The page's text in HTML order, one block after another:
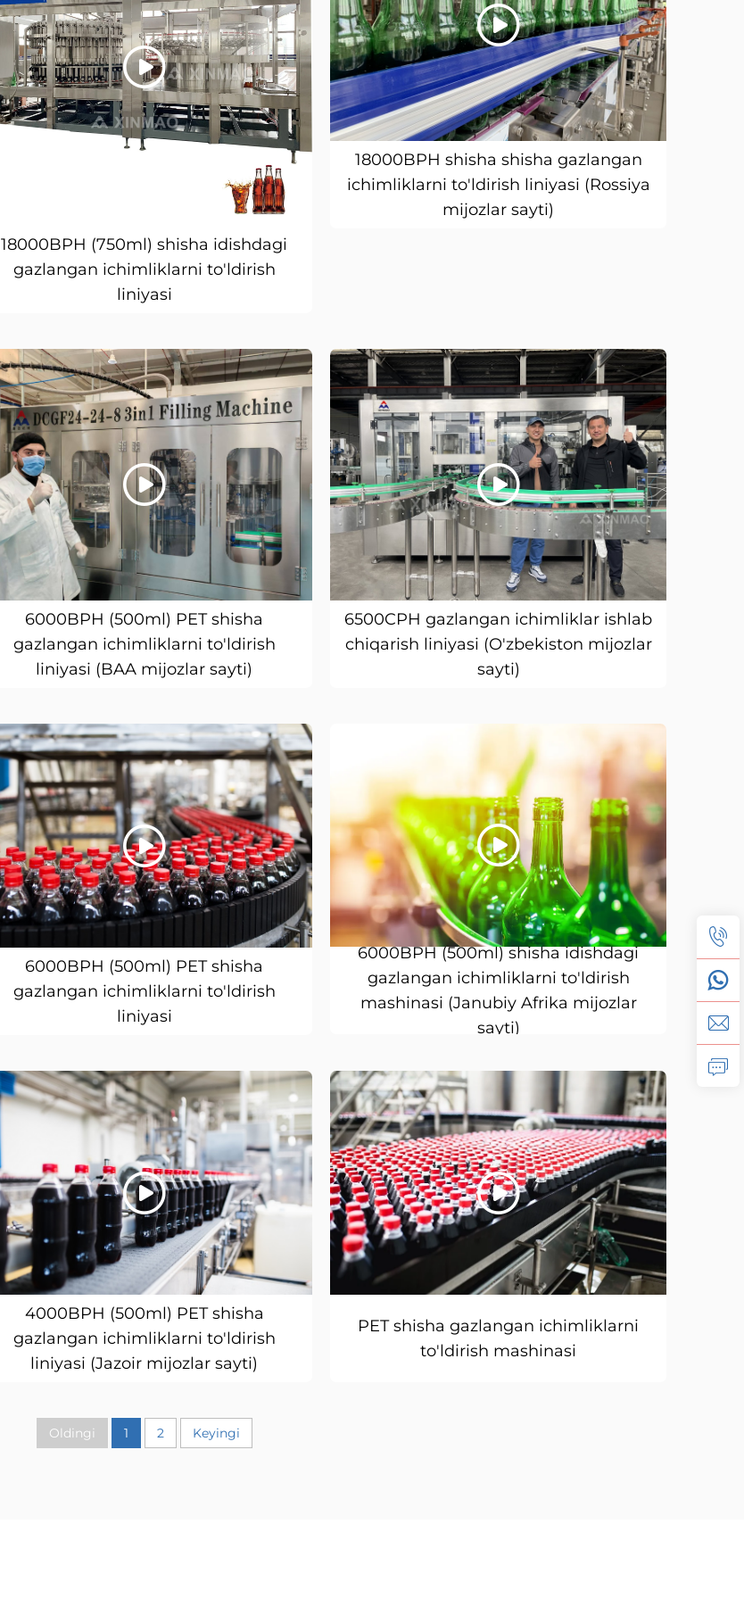
18000BPH (750ml) shisha idishdagi
gazlangan ichimliklarni to'ldirish
liniyasi
18000BPH shisha shisha gazlangan
ichimliklarni to'ldirish liniyasi (Rossiya
mijozlar sayti)
6000BPH (500ml) PET shisha
gazlangan ichimliklarni to'ldirish
liniyasi (BAA mijozlar sayti)
6500CPH gazlangan ichimliklar ishlab
chiqarish liniyasi (O'zbekiston mijozlar
sayti)
6000BPH (500ml) PET shisha
gazlangan ichimliklarni to'ldirish
liniyasi
6000BPH (500ml) shisha idishdagi
gazlangan ichimliklarni to'ldirish
mashinasi (Janubiy Afrika mijozlar
sayti)
4000BPH (500ml) PET shisha
gazlangan ichimliklarni to'ldirish
liniyasi (Jazoir mijozlar sayti)
PET shisha gazlangan ichimliklarni
to'ldirish mashinasi
Oldingi 1 2 Keyingi